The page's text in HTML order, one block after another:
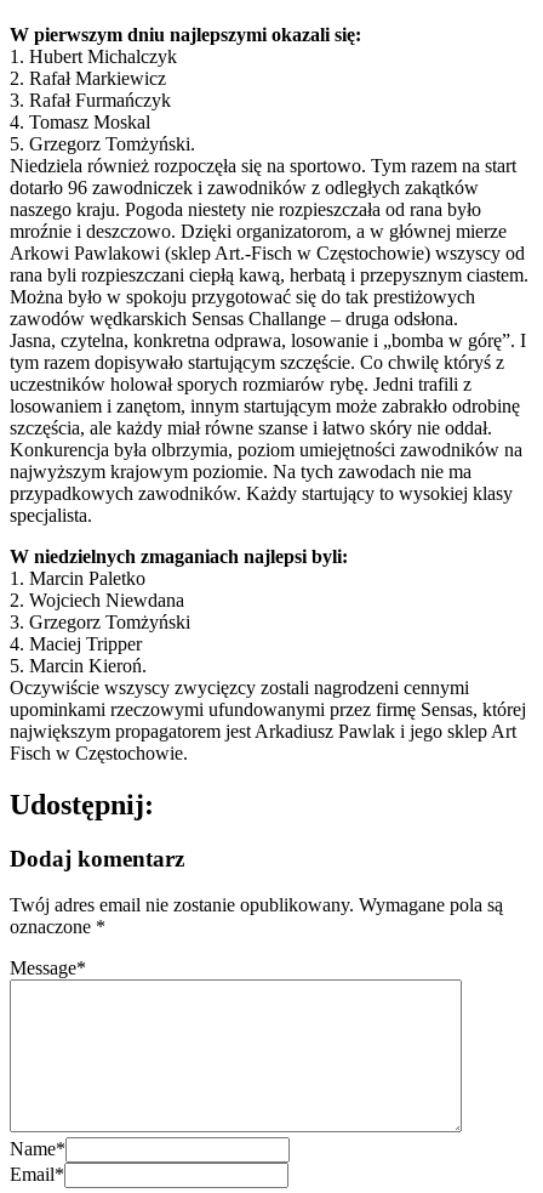
W pierwszym dniu najlepszymi okazali się:
1. Hubert Michalczyk
2. Rafał Markiewicz
3. Rafał Furmańczyk
4. Tomasz Moskal
5. Grzegorz Tomżyński.
Niedziela również rozpoczęła się na sportowo. Tym razem na start
dotarło 96 zawodniczek i zawodników z odległych zakątków
naszego kraju. Pogoda niestety nie rozpieszczała od rana było
mroźnie i deszczowo. Dzięki organizatorom, a w głównej mierze
Arkowi Pawlakowi (sklep Art.-Fisch w Częstochowie) wszyscy od
rana byli rozpieszczani ciepłą kawą, herbatą i przepysznym ciastem.
Można było w spokoju przygotować się do tak prestiżowych
zawodów wędkarskich Sensas Challange – druga odsłona.
Jasna, czytelna, konkretna odprawa, losowanie i „bomba w górę”. I
tym razem dopisywało startującym szczęście. Co chwilę któryś z
uczestników holował sporych rozmiarów rybę. Jedni trafili z
losowaniem i zanętom, innym startującym może zabrakło odrobinę
szczęścia, ale każdy miał równe szanse i łatwo skóry nie oddał.
Konkurencja była olbrzymia, poziom umiejętności zawodników na
najwyższym krajowym poziomie. Na tych zawodach nie ma
przypadkowych zawodników. Każdy startujący to wysokiej klasy
specjalista.
W niedzielnych zmaganiach najlepsi byli:
1. Marcin Paletko
2. Wojciech Niewdana
3. Grzegorz Tomżyński
4. Maciej Tripper
5. Marcin Kieroń.
Oczywiście wszyscy zwycięzcy zostali nagrodzeni cennymi
upominkami rzeczowymi ufundowanymi przez firmę Sensas, której
największym propagatorem jest Arkadiusz Pawlak i jego sklep Art
Fisch w Częstochowie.
Udostępnij:
Dodaj komentarz
Twój adres email nie zostanie opublikowany. Wymagane pola są
oznaczone *
Message*
Name*
Email*